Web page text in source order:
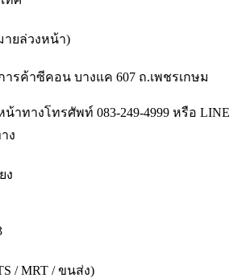
ยล่วงหน้า)
ารค้าซีคอน บางแค 607 ถ.เพชรเกษม
าทางโทรศัพท์ 083-249-4999 หรือ LINE
ง
ง
/ MRT / ขนส่ง)